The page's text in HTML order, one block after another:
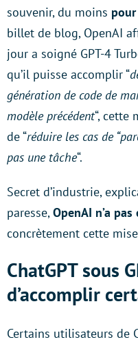
souvenir, du moins
billet de blog, OpenAI
jour a soigné GPT-4
qu’il puisse accomplir “
génération de code de
modèle précédent“, cette
de “réduire les cas de
pas une tâche“.
Secret d’industrie,
paresse, OpenAI n’a
concrètement cette
ChatGPT sous
d’accomplir
Certains utilisateurs de